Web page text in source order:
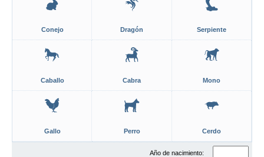
Conejo Dragón Serpiente
Caballo Cabra Mono
Gallo Perro Cerdo
Año de nacimiento: